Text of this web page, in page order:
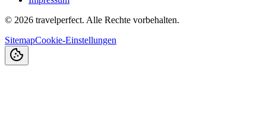
© 2026 travelperfect. Alle Rechte vorbehalten.
SitemapCookie-Einstellungen